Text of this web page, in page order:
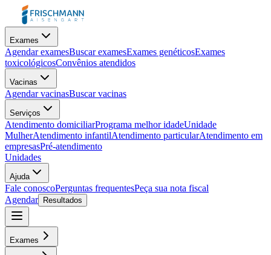
Exames
Agendar examesBuscar examesExames genéticosExames
toxicológicosConvênios atendidos
Vacinas
Agendar vacinasBuscar vacinas
Serviços
Atendimento domiciliarPrograma melhor idadeUnidade
MulherAtendimento infantilAtendimento particularAtendimento em
empresasPré-atendimento
Unidades
Ajuda
Fale conoscoPerguntas frequentesPeça sua nota fiscal
Agendar
Resultados
Exames